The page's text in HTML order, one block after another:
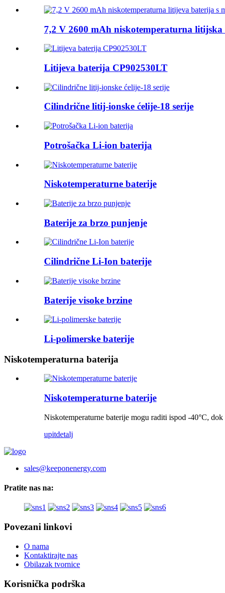
7,2 V 2600 mAh niskotemperaturna litijska
Litijeva baterija CP902530LT
Cilindrične litij-ionske ćelije-18 serije
Potrošačka Li-ion baterija
Niskotemperaturne baterije
Baterije za brzo punjenje
Cilindrične Li-Ion baterije
Baterije visoke brzine
Li-polimerske baterije
Niskotemperaturna baterija
Niskotemperaturne baterije
Niskotemperaturne baterije mogu raditi ispod -40°C,
upitdetalj
sales@keeponenergy.com
Pratite nas na:
Povezani linkovi
O nama
Kontaktirajte nas
Obilazak tvornice
Korisnička podrška